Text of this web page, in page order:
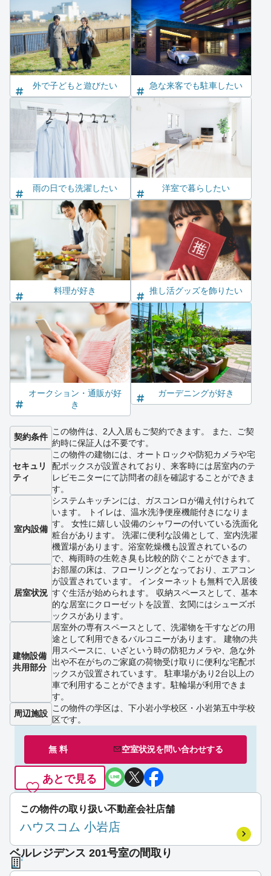
外で子どもと遊びたい 急な来客でも駐車したい
雨の日でも洗濯したい 洋室で暮らしたい
料理が好き 推し活グッズを飾りたい
オークション・通販が好
き
ガーデニングが好き
契約条件
この物件は、2人入居もご契約できます。 また、ご契
約時に保証人は不要です。
セキュリ
ティ
この物件の建物には、オートロックや防犯カメラや宅
配ボックスが設置されており、来客時には居室内のテ
レビモニターにて訪問者の顔を確認することができま
す。
室内設備
システムキッチンには、ガスコンロが備え付けられて
います。 トイレは、温水洗浄便座機能付きになりま
す。 女性に嬉しい設備のシャワーの付いている洗面化
粧台があります。 洗濯に便利な設備として、室内洗濯
機置場があります。浴室乾燥機も設置されているの
で、梅雨時の生乾き臭も比較的防ぐことができます。
居室状況
お部屋の床は、フローリングとなっており、エアコン
が設置されています。 インターネットも無料で入居後
すぐ生活が始められます。 収納スペースとして、基本
的な居室にクローゼットを設置、玄関にはシューズボ
ックスがあります。
建物設備
共用部分
居室外の専有スペースとして、洗濯物を干すなどの用
途として利用できるバルコニーがあります。 建物の共
用スペースに、いざという時の防犯カメラや、急な外
出や不在がちのご家庭の荷物受け取りに便利な宅配ボ
ックスが設置されています。 駐車場があり2台以上の
車で利用することができます。駐輪場が利用できま
す。
周辺施設
この物件の学区は、下小岩小学校区・小岩第五中学校
区です。
無 料 空室状況を問い合わせする
あとで見る
この物件の取り扱い不動産会社店舗
ハウスコム 小岩店
ベルレジデンス 201号室の間取り